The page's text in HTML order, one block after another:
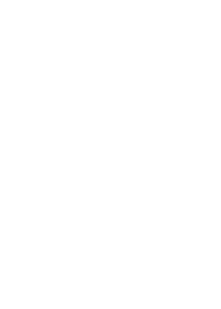
-Stranice iz
-Zamenljive
-Zveza klin-
-Varovanje